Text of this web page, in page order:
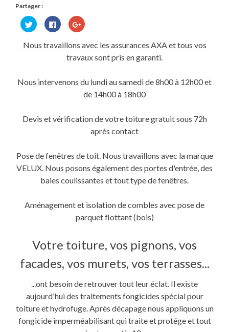
Partager :
Cliquez
pour
partager
Twitter(ouvre
Cliquez
pour
partager
sur
Facebook(ouvre
dans
une
Cliquez
pour
Google+
dans
fenêtre)
Nous travaillons avec les assurances AXA et tous vos
travaux sont pris en garanti.
Nous intervenons du lundi au samedi de 8h00 à 12h00 et
de 14h00 à 18h00
Devis et vérification de votre toiture gratuit sous 72h
après contact
Pose de fenêtres de toit. Nous travaillons avec la marque
VELUX. Nous posons également des portes d'entrée, des
baies coulissantes et tout type de fenêtres.
Aménagement et isolation de combles avec pose de
parquet flottant (bois)
Votre toiture, vos pignons, vos
facades, vos murets, vos terrasses...
...ont besoin de retrouver tout leur éclat. Il existe
aujourd'hui des traitements fongicides spécial pour
toiture et hydrofuge. Après décapage nous appliquons un
fongicide imperméabilisant qui traite et protége et tout